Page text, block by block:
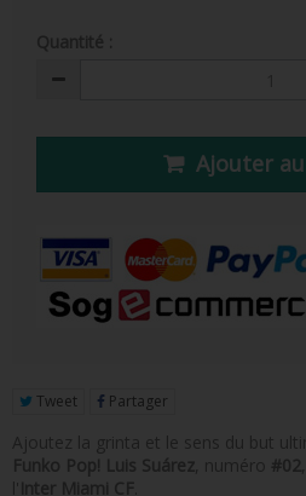
FIGURINE POP RETRO TOYS
FIGURINES POP AUTRES COMICS
FUNKO VINYL SODA
FUNKO POP PIN
Ajouter
Tweet Partager
Ajoutez la grinta et le sens du but
Funko Pop! Luis Suárez , numéro #02
l'Inter Miami CF